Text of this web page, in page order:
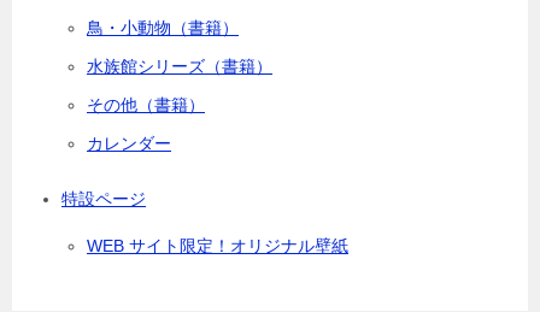
鳥・小動物（書籍）
水族館シリーズ（書籍）
その他（書籍）
カレンダー
特設ページ
WEB サイト限定！オリジナル壁紙